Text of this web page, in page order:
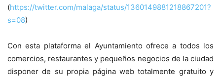
(https://twitter.com/malaga/status/1360149881218867201?
s=08)
Con esta plataforma el Ayuntamiento ofrece a todos los
comercios, restaurantes y pequeños negocios de la ciudad
disponer de su propia página web totalmente gratuito y